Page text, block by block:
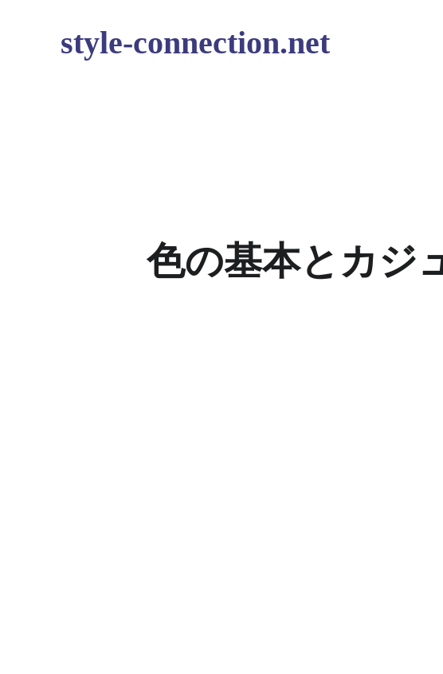
style-connection.net
色の基本とカジ